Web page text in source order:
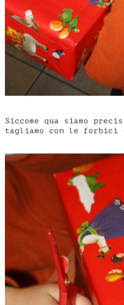
Siccome qua siamo
tagliamo con le forbici